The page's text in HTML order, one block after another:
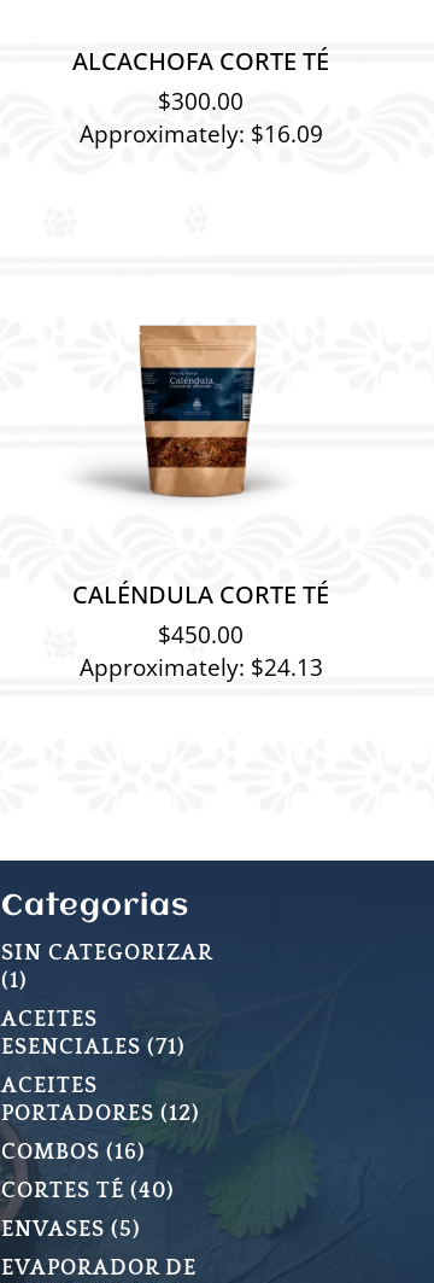
ALCACHOFA CORTE TÉ
$300.00
Approximately: $16.09
CALÉNDULA CORTE TÉ
$450.00
Approximately: $24.13
Categorias
SIN CATEGORIZAR
11
PRODUCTO
ACEITES
ESENCIALES
7171
ACEITES
PORTADORES
1212
COMBOS 1616
PRODUCTOS
CORTES TÉ 4040
PRODUCTOS
ENVASES 55
PRODUCTOS
EVAPORADOR DE